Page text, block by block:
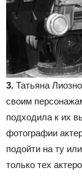
3. Татьяна
своим
подходила к их
фотографии
подойти на ту
только тех